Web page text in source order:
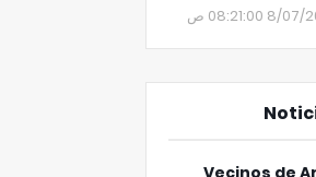
08:21:00 ص
Vecinos de